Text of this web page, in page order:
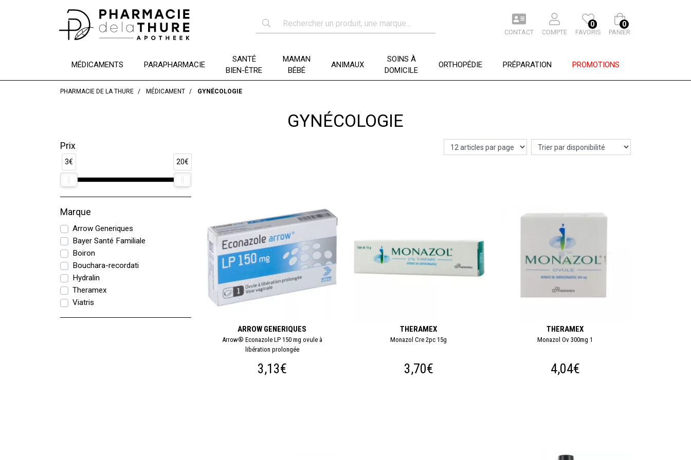
CONTACT COMPTE FAVORIS
0
PANIER
0
MÉDICAMENTS PARAPHARMACIE
SANTÉ
BIEN-ÊTRE
MAMAN
BÉBÉ
ANIMAUX
SOINS À
DOMICILE
ORTHOPÉDIE PRÉPARATION PROMOTIONS
PHARMACIE DE LA THURE MÉDICAMENT GYNÉCOLOGIE
GYNÉCOLOGIE
Prix
3€ 20€
Marque
Arrow Generiques
Bayer Santé Familiale
Boiron
Bouchara-recordati
Hydralin
Theramex
Viatris
ARROW GENERIQUES
Arrow® Econazole LP 150 mg ovule à
libération prolongée
3,13€
THERAMEX
Monazol Cre 2pc 15g
3,70€
THERAMEX
Monazol Ov 300mg 1
4,04€